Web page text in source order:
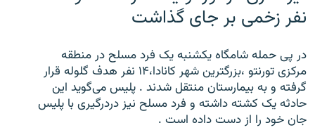
نفر زخمی بر جای گذاشت
در پی حمله شامگاه یکشنبه یک فرد مسلح در منطقه
مرکزی تورنتو ،‌بزرگترین شهر کانادا،۱۴ نفر هدف گلوله قرار
گرفته و به بیمارستان منتقل شدند . پلیس می‌گوید این
حادثه یک کشته داشته و فرد مسلح نیز دردرگیری با پلیس
جان خود را از دست داده است .